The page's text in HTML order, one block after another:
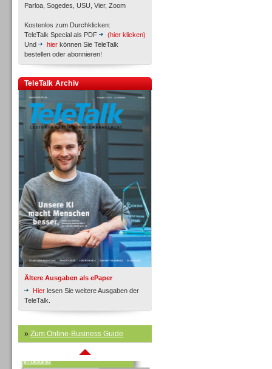
Parloa, Sogedes, USU, Vier, Zoom
Kostenlos zum Durchklicken:
TeleTalk Special als PDF
(hier klicken)
Und
hier können Sie TeleTalk
bestellen oder abonnieren!
TeleTalk Archiv
Ältere Ausgaben als ePaper
Hier lesen Sie weitere Ausgaben der
TeleTalk.
» Zum Online-Business Guide
Inbound
Inbound
Inbound